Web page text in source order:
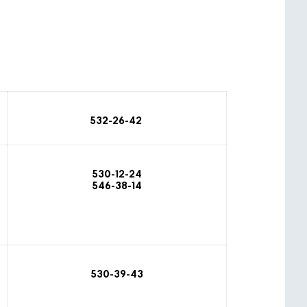
532-26-42
530-12-24
546-38-14
530-39-43